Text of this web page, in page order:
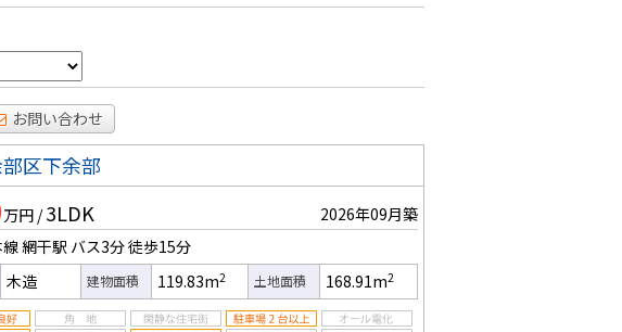
お問い合わせ
区下余部
万円 / 3LDK
2026年09月築
網干駅 バス3分徒歩15分
木造 建物面積 119.83m2 土地面積 168.91m2